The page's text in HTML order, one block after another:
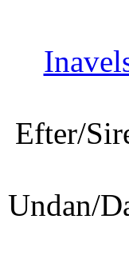
Efter/
Undan/